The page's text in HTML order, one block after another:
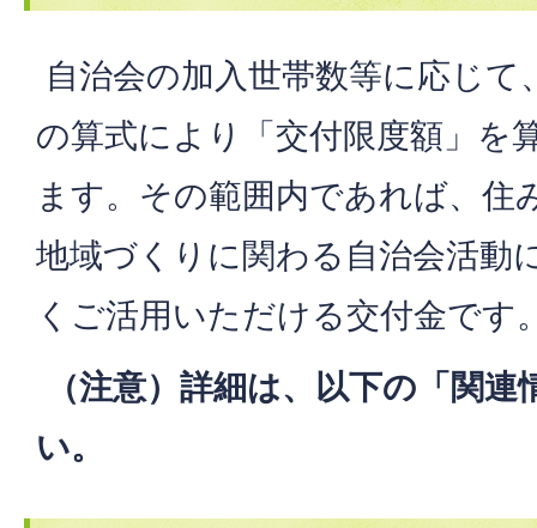
自治会の加入世帯数等に応じて
の算式により「交付限度額」を
ます。その範囲内であれば、住
地域づくりに関わる自治会活動
くご活用いただける交付金です
（注意）詳細は、以下の「関
い。